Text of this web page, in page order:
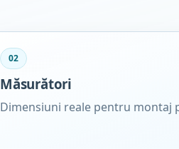
02
Măsurători
Dimensiuni reale pentru montaj